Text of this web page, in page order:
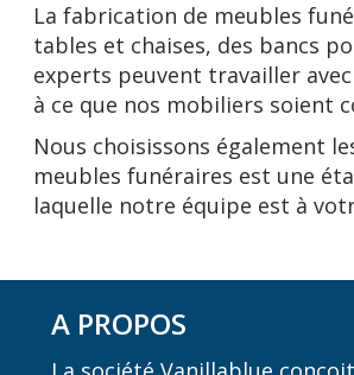
La fabrication de meubles
tables et chaises, des bancs
experts peuvent travailler
à ce que nos mobiliers soient
Nous choisissons également
meubles funéraires est une
laquelle notre équipe est à
A PROPOS